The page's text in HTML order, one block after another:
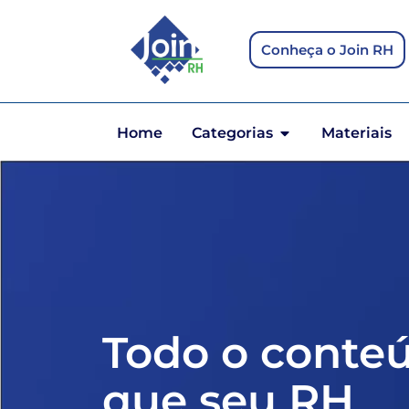
Conheça o Join RH
Home Categorias Materiais
Todo o